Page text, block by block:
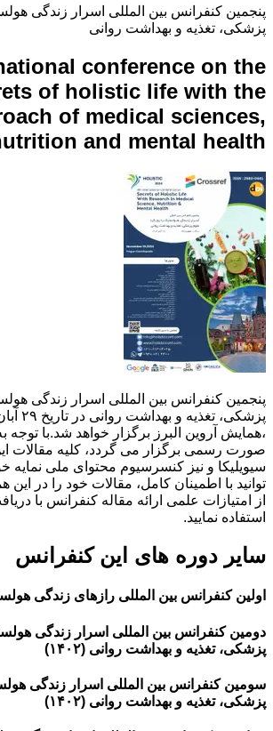
پنجمین کنفرانس بین المللی اسرار زندگی
پزشکی، تغذیه و بهداشت روانی
conference on the
of holistic life with the
of medical sciences,
and mental health
پنجمین کنفرانس بین المللی اسرار زندگی
،همایش آروین البرز برگزار خواهد شد.با توجه
صورت رسمی برگزار می گردد، کلیه مقالات
سیویلیکا و نیز کنسرسیوم محتوای ملی
توانید با اطمینان کامل، مقالات خود را در این
از امتیازات علمی ارائه مقاله کنفرانس با
استفاده نمایید.
سایر دوره های این کنفرانس
اولین کنفرانس بین المللی رازهای زندگی هولستیک
دومین کنفرانس بین المللی اسرار زندگی
پزشکی، تغذیه و بهداشت روانی (۱۴۰۲)
سومین کنفرانس بین المللی اسرار زندگی
پزشکی، تغذیه و بهداشت روانی (۱۴۰۲)